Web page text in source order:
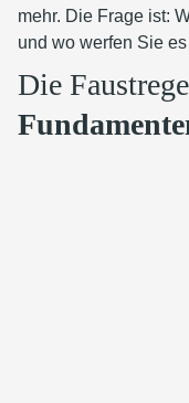
mehr. Die Frage ist:
und wo werfen Sie
Die